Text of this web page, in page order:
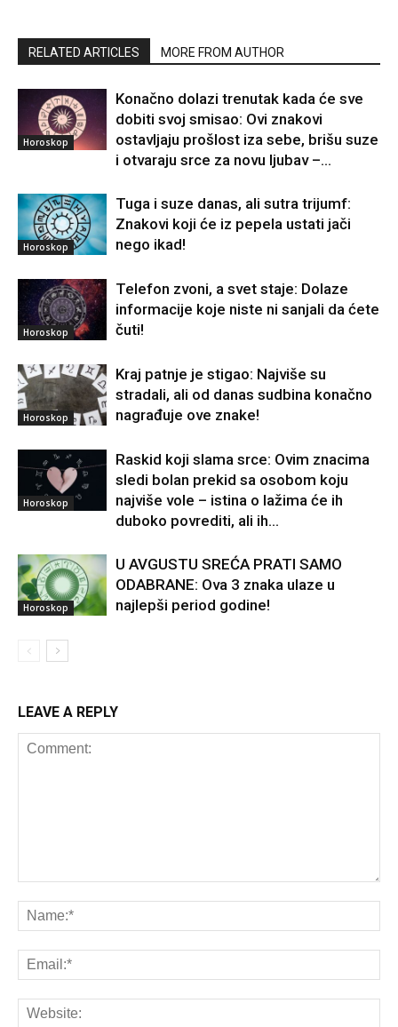
RELATED ARTICLES MORE FROM AUTHOR
Horoskop
Konačno dolazi trenutak kada će sve
dobiti svoj smisao: Ovi znakovi
ostavljaju prošlost iza sebe, brišu suze
i otvaraju srce za novu ljubav –...
Horoskop
Tuga i suze danas, ali sutra trijumf:
Znakovi koji će iz pepela ustati jači
nego ikad!
Horoskop
Telefon zvoni, a svet staje: Dolaze
informacije koje niste ni sanjali da ćete
čuti!
Horoskop
Kraj patnje je stigao: Najviše su
stradali, ali od danas sudbina konačno
nagrađuje ove znake!
Horoskop
Raskid koji slama srce: Ovim znacima
sledi bolan prekid sa osobom koju
najviše vole – istina o lažima će ih
duboko povrediti, ali ih...
Horoskop
U AVGUSTU SREĆA PRATI SAMO
ODABRANE: Ova 3 znaka ulaze u
najlepši period godine!
LEAVE A REPLY